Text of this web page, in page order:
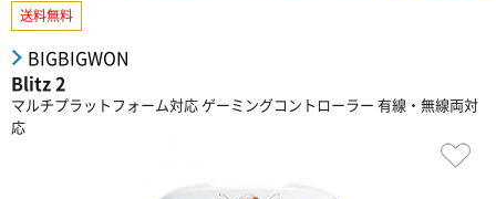
送料無料
BIGBIGWON
Blitz 2
マルチプラットフォーム対応 ゲーミングコントローラー 有線・無線両対
応